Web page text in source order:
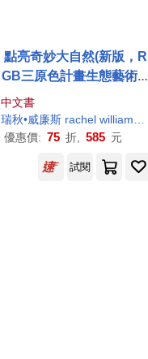
點亮奇妙大自然(新版，R
GB三原色計畫生態藝術極
致之作，隨書附贈紅綠藍
三色濾鏡，充滿野性美與
視覺震撼)
中文書
優惠價: 75 折, 585 元
試閱